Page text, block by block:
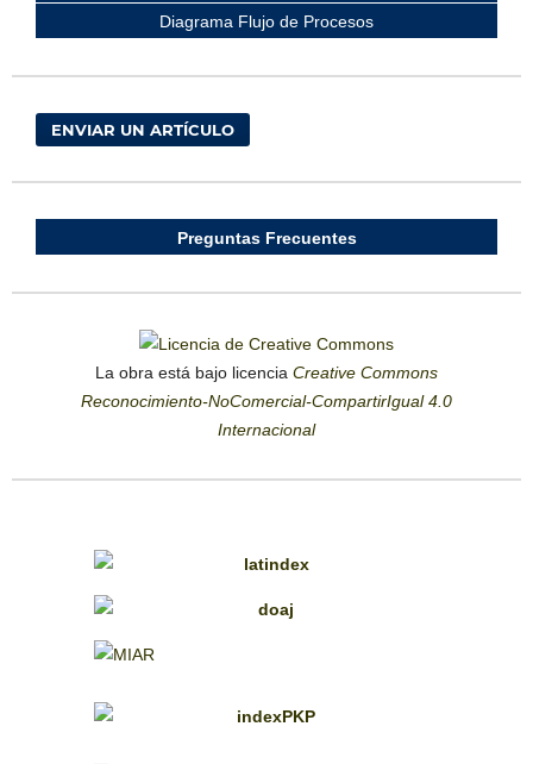
Diagrama Flujo de Procesos
ENVIAR UN ARTÍCULO
Preguntas Frecuentes
La obra está bajo licencia Creative Commons
Reconocimiento-NoComercial-CompartirIgual 4.0
Internacional